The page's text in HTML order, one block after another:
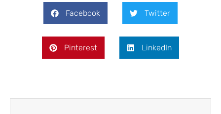
Facebook Twitter
Pinterest LinkedIn